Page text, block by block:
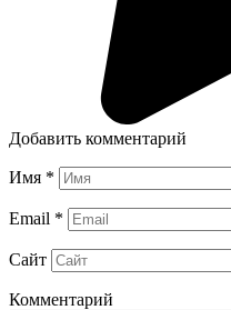
Добавить комментарий
Имя *
Email *
Сайт
Комментарий